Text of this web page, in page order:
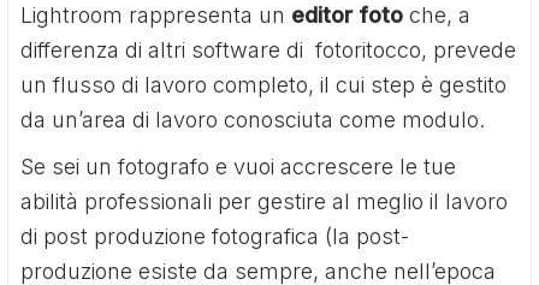
Lightroom rappresenta un editor foto che, a
differenza di altri software di fotoritocco, prevede
un flusso di lavoro completo, il cui step è gestito
da un’area di lavoro conosciuta come modulo.
Se sei un fotografo e vuoi accrescere le tue
abilità professionali per gestire al meglio il lavoro
di post produzione fotografica (la post-
produzione esiste da sempre, anche nell’epoca